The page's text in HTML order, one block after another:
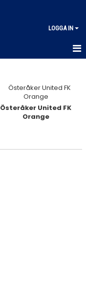
LOGGA IN
Österåker United FK
Orange